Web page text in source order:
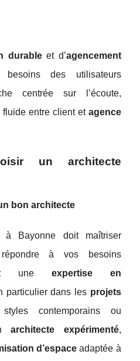
durableet d’agencement
des utilisateurs
centrée sur l’écoute,
fluide entre client et agence
un architecte
bon architecte
à Bayonne doit maîtriser
à vos besoins
une expertise en
particulier dans les projets
contemporains ou
architecte expérimenté,
d’espace adaptée à